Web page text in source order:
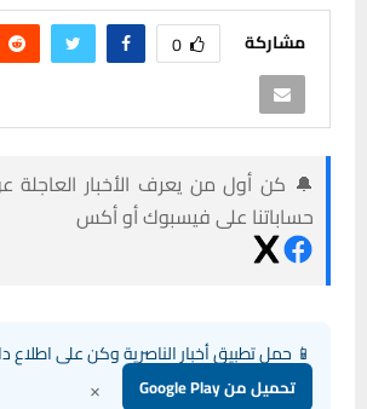
مشاركة 0
🔔 كن أول من يعرف الأخبار العاجلة
حساباتنا على فيسبوك أو أكس
📱 حمل تطبيق أخبار الناصرية وكن على اطلاع
تحميل من Google Play ×